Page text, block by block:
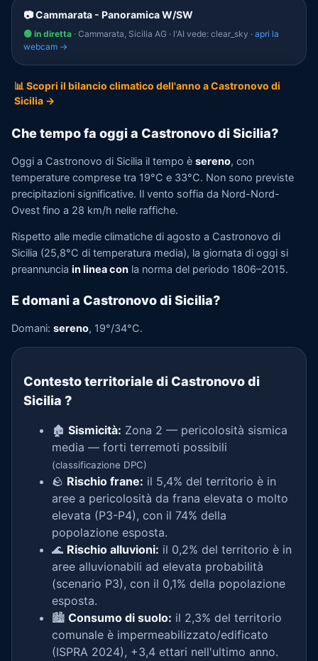
📷 Cammarata - Panoramica W/SW
🟢 in diretta · Cammarata, Sicilia AG · l'AI vede: clear_sky · apri la
webcam →
📊 Scopri il bilancio climatico dell'anno a Castronovo di
Sicilia →
Che tempo fa oggi a Castronovo di Sicilia?
Oggi a Castronovo di Sicilia il tempo è sereno, con
temperature comprese tra 19°C e 33°C. Non sono previste
precipitazioni significative. Il vento soffia da Nord-Nord-
Ovest fino a 28 km/h nelle raffiche.
Rispetto alle medie climatiche di agosto a Castronovo di
Sicilia (25,8°C di temperatura media), la giornata di oggi si
preannuncia in linea con la norma del periodo 1806–2015.
E domani a Castronovo di Sicilia?
Domani: sereno, 19°/34°C.
Contesto territoriale di Castronovo di
Sicilia ?
🏚️ Sismicità: Zona 2 — pericolosità sismica
media — forti terremoti possibili
(classificazione DPC)
🪨 Rischio frane: il 5,4% del territorio è in
aree a pericolosità da frana elevata o molto
elevata (P3-P4), con il 74% della
popolazione esposta.
🌊 Rischio alluvioni: il 0,2% del territorio è in
aree alluvionabili ad elevata probabilità
(scenario P3), con il 0,1% della popolazione
esposta.
🏙️ Consumo di suolo: il 2,3% del territorio
comunale è impermeabilizzato/edificato
(ISPRA 2024), +3,4 ettari nell'ultimo anno.